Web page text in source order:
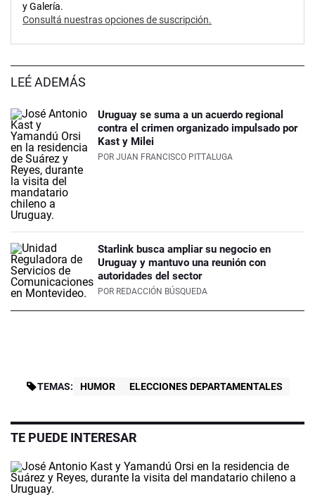
y Galería.
Consultá nuestras opciones de suscripción.
LEÉ ADEMÁS
Uruguay se suma a un acuerdo regional
contra el crimen organizado impulsado por
Kast y Milei
POR JUAN FRANCISCO PITTALUGA
Starlink busca ampliar su negocio en
Uruguay y mantuvo una reunión con
autoridades del sector
POR REDACCIÓN BÚSQUEDA
TEMAS: HUMOR ELECCIONES DEPARTAMENTALES
TE PUEDE INTERESAR